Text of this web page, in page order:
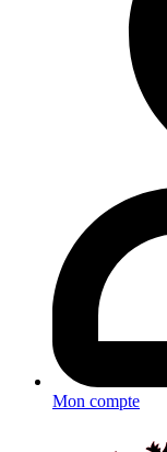
Mon compte